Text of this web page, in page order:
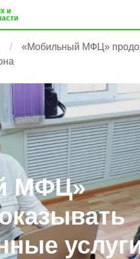
и
«Мобильный МФЦ»
МФЦ»